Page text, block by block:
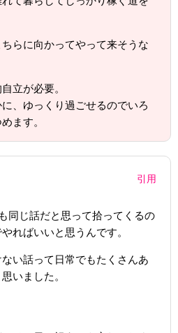
らに向かってやって来そうな
立が必要。
、ゆっくり過ごせるのでいろ
ます。
引用
同じ話だと思って拾ってくるの
ればいいと思うんです。
い話って日常でもたくさんあ
いました。